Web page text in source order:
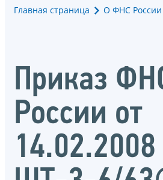
Главная страница О ФНС России
Приказ
России от